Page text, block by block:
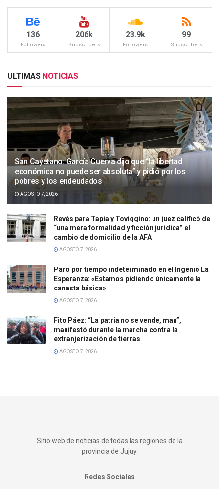
136
Followers
206k
Subscribers
23.9k
Followers
99
Subscribers
ULTIMAS NOTICIAS
San Cayetano: García Cuerva dijo que “la libertad
económica no puede ser absoluta” y pidió por los
pobres y los endeudados
AGOSTO 7, 2026
Revés para Tapia y Toviggino: un juez calificó de
“una mera formalidad y ficción jurídica” el
cambio de domicilio de la AFA
AGOSTO 7, 2026
Paro por tiempo indeterminado en el Ingenio La
Esperanza: «Estamos pidiendo únicamente la
canasta básica»
AGOSTO 7, 2026
Fito Páez: “La patria no se vende, man”,
manifestó durante la marcha contra la
extranjerización de tierras
AGOSTO 7, 2026
Sitio web de noticias de todas las regiones de la
provincia de Jujuy.
Redes Sociales